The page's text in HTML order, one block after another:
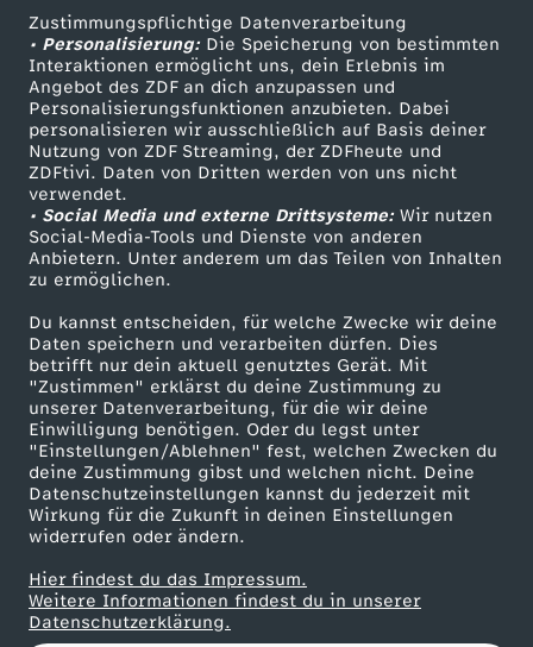
Zustimmungspflichtige Datenverarbeitung
• Personalisierung:Die Speicherung von bestimmten
Interaktionen ermöglicht uns, dein Erlebnis im
Angebot des ZDF an dich anzupassen und
Personalisierungsfunktionen anzubieten. Dabei
personalisieren wir ausschließlich auf Basis deiner
Nutzung von ZDF Streaming, der ZDFheute und
ZDFtivi. Daten von Dritten werden von uns nicht
verwendet.
• Social Media und externe Drittsysteme:Wir nutzen
Social-Media-Tools und Dienste von anderen
Anbietern. Unter anderem um das Teilen von Inhalten
zu ermöglichen.
Du kannst entscheiden, für welche Zwecke wir deine
Daten speichern und verarbeiten dürfen. Dies
betrifft nur dein aktuell genutztes Gerät. Mit
"Zustimmen" erklärst du deine Zustimmung zu
unserer Datenverarbeitung, für die wir deine
Einwilligung benötigen. Oder du legst unter
"Einstellungen/Ablehnen" fest, welchen Zwecken du
deine Zustimmung gibst und welchen nicht. Deine
Datenschutzeinstellungen kannst du jederzeit mit
Wirkung für die Zukunft in deinen Einstellungen
widerrufen oder ändern.
Hier findest du das Impressum.
Weitere Informationen findest du in unserer
Datenschutzerklärung.
n
d
u
n
g
v
o
m
1
1
.
Livestreams
Sendungen A-Z
TV-Programm
Zuschauerservice
Hilfe
ZDF Unternehmen
Karriere
ZDF goes Schule
Werbefernsehen
Mainzelmännchen
Partner